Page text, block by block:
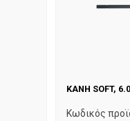
ΚΑΝΗ SOFT,
Κωδικός